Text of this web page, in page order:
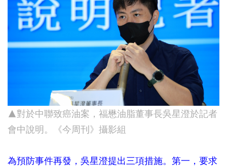
▲對於中聯致癌油案，福懋油脂董事長吳星澄於記者
會中說明。《今周刊》攝影組
為預防事件再發，吳星澄提出三項措施。第一，要求